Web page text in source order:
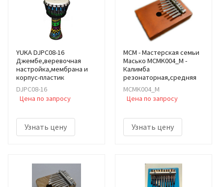
YUKA DJPC08-16
Джембе,веревочная
настройка,мембрана и
корпус-пластик
DJPC08-16
Цена по запросу
Узнать цену
МСМ - Мастерская семьи
Масько MCMK004_M -
Калимба
резонаторная,средняя
MCMK004_M
Цена по запросу
Узнать цену